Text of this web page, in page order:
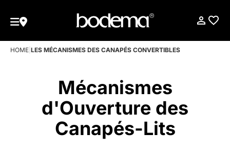
HOME LES MÉCANISMES DES CANAPÉS CONVERTIBLES
Mécanismes
d'Ouverture des
Canapés-Lits